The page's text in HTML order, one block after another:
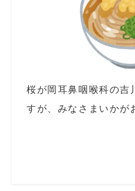
桜が岡耳鼻咽喉科の吉
すが、みなさまいか